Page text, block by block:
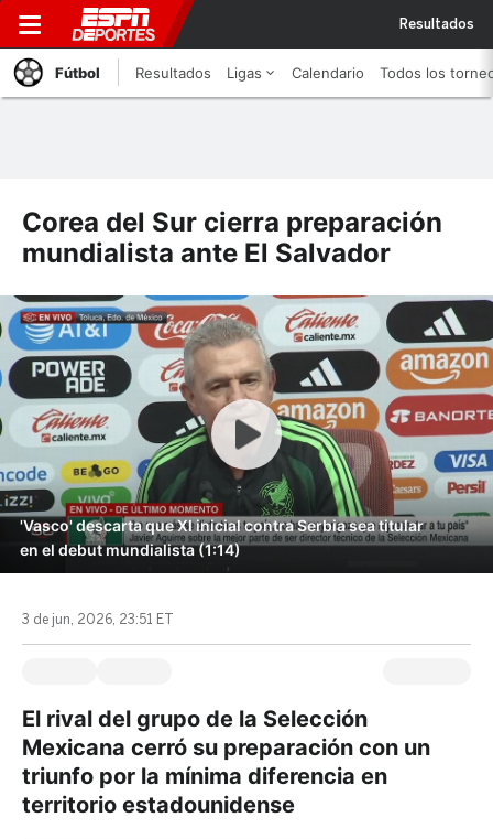
Resultados
Fútbol Resultados Ligas Calendario Todos los
Corea del Sur cierra preparación
mundialista ante El Salvador
'Vasco' descarta que XI inicial contra Serbia sea titular
en el debut mundialista (1:14)
3 de jun, 2026, 23:51 ET
El rival del grupo de la Selección
Mexicana cerró su preparación con un
triunfo por la mínima diferencia en
territorio estadounidense